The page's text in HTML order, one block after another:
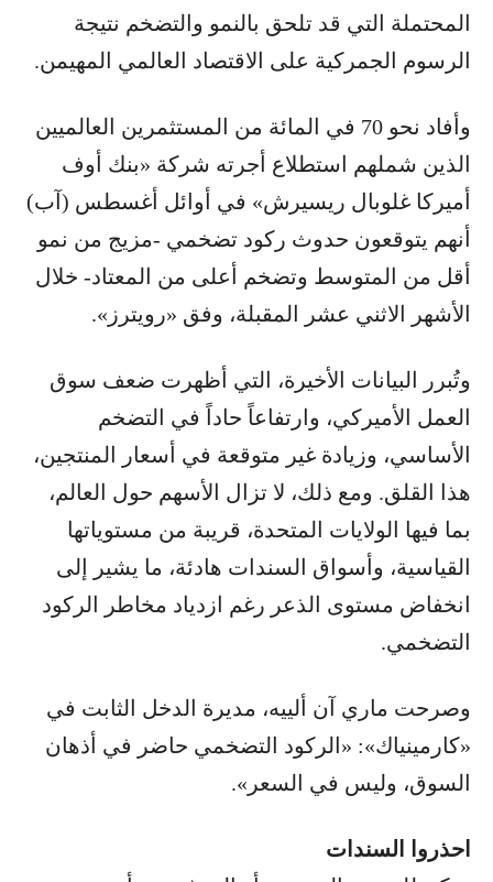
المحتملة التي قد تلحق بالنمو والتضخم نتيجة
الرسوم الجمركية على الاقتصاد العالمي المهيمن.
وأفاد نحو 70 في المائة من المستثمرين العالميين
الذين شملهم استطلاع أجرته شركة «بنك أوف
أميركا غلوبال ريسيرش» في أوائل أغسطس (آب)
أنهم يتوقعون حدوث ركود تضخمي -مزيج من نمو
أقل من المتوسط وتضخم أعلى من المعتاد- خلال
الأشهر الاثني عشر المقبلة، وفق «رويترز».
وتُبرر البيانات الأخيرة، التي أظهرت ضعف سوق
العمل الأميركي، وارتفاعاً حاداً في التضخم
الأساسي، وزيادة غير متوقعة في أسعار المنتجين،
هذا القلق. ومع ذلك، لا تزال الأسهم حول العالم،
بما فيها الولايات المتحدة، قريبة من مستوياتها
القياسية، وأسواق السندات هادئة، ما يشير إلى
انخفاض مستوى الذعر رغم ازدياد مخاطر الركود
التضخمي.
وصرحت ماري آن ألييه، مديرة الدخل الثابت في
«كارمينياك»: «الركود التضخمي حاضر في أذهان
السوق، وليس في السعر».
احذروا السندات